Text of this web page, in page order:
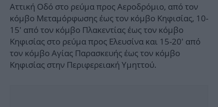
Αττική Οδό στο ρεύμα προς Αεροδρόμιο, από τον
κόμβο Μεταμόρφωσης έως τον κόμβο Κηφισίας, 10-
15' από τον κόμβο Πλακεντίας έως τον κόμβο
Κηφισίας στο ρεύμα προς Ελευσίνα και 15-20' από
τον κόμβο Αγίας Παρασκευής έως τον κόμβο
Κηφισίας στην Περιφερειακή Υμηττού.